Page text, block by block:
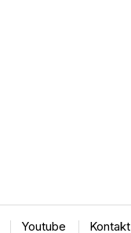
Youtube Kontakt